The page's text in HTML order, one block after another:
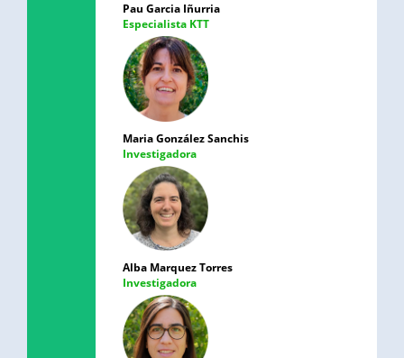
Pau Garcia Iñurria
Especialista KTT
Maria González Sanchis
Investigadora
Alba Marquez Torres
Investigadora